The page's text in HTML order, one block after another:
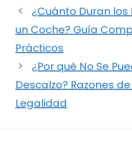
¿Cuánto Duran
un Coche? Guía
Prácticos
¿Por qué No Se
Descalzo? Razones
Legalidad